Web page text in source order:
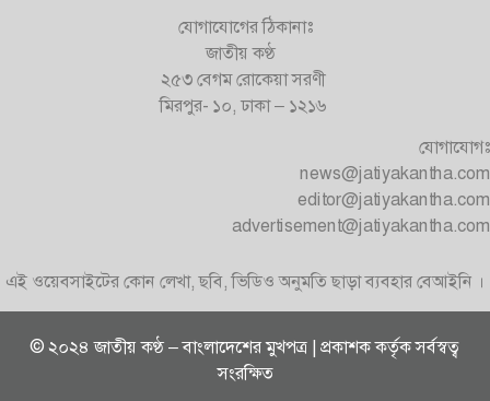
যোগাযোগের ঠিকানাঃ
জাতীয় কণ্ঠ
২৫৩ বেগম রোকেয়া সরণী
মিরপুর- ১০, ঢাকা – ১২১৬
যোগাযোগঃ
news@jatiyakantha.com
editor@jatiyakantha.com
advertisement@jatiyakantha.com
এই ওয়েবসাইটের কোন লেখা, ছবি, ভিডিও অনুমতি ছাড়া ব্যবহার বেআইনি ।
© ২০২৪ জাতীয় কণ্ঠ – বাংলাদেশের মুখপত্র | প্রকাশক কর্তৃক সর্বস্বত্ব
সংরক্ষিত